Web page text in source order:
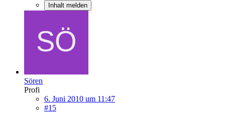
Inhalt melden
Sören
Profi
6. Juni 2010 um 11:47
#15